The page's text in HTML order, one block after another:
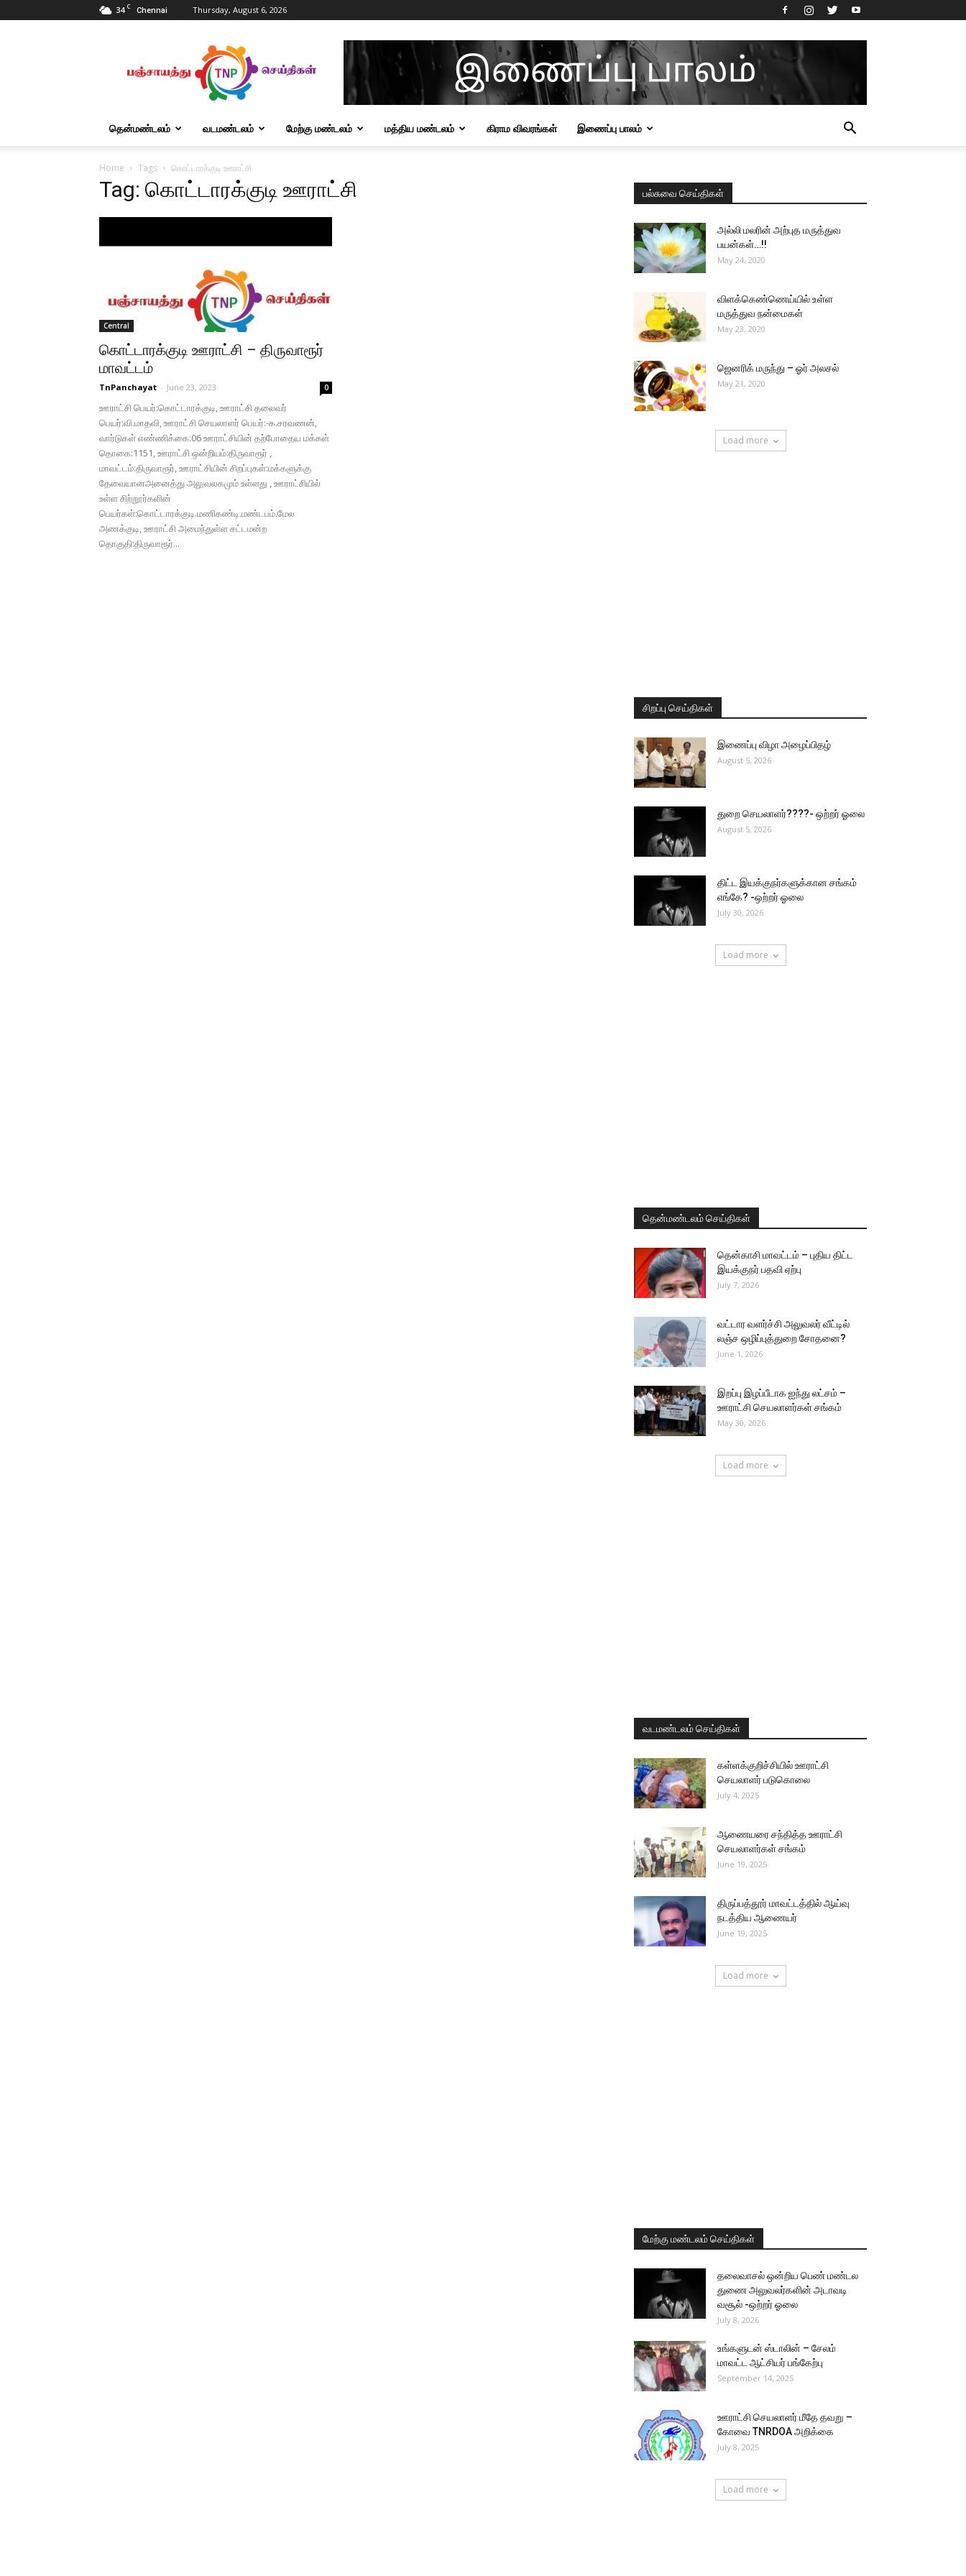
34 C Chennai Thursday, August 6, 2026
Tnpanchayat
தென்மண்டலம் வடமண்டலம் மேற்கு மண்டலம் மத்திய மண்டலம் கிராம விவரங்கள் இணைப்பு பாலம்
Home Tags கொட்டாரக்குடி ஊராட்சி
Tag: கொட்டாரக்குடி ஊராட்சி
Central
கொட்டாரக்குடி ஊராட்சி – திருவாரூர்
மாவட்டம்
TnPanchayat - June 23, 2023 0
ஊராட்சி பெயர்:கொட்டாரக்குடி, ஊராட்சி தலைவர்
பெயர்:வி.மாதவி, ஊராட்சி செயலாளர் பெயர்:-க.சரவணன்,
வார்டுகள் எண்ணிக்கை:06 ஊராட்சியின் தற்போதைய மக்கள்
தொகை:1151, ஊராட்சி ஒன்றியம்:திருவாரூர் ,
மாவட்டம்:திருவாரூர், ஊராட்சியின் சிறப்புகள்:மக்களுக்கு
தேவையானஅனைத்து அலுவலகமும் உள்ளது , ஊராட்சியில்
உள்ள சிற்றூர்களின்
பெயர்கள்:கொட்டாரக்குடி.மணிகண்டி.மண்டபம்.மேல
அணக்குடி, ஊராட்சி அமைந்துள்ள சட்டமன்ற
தொகுதி:திருவாரூர்...
பல்சுவை செய்திகள்
அல்லி மலரின் அற்புத மருத்துவ
பயன்கள்…!!
May 24, 2020
விளக்கெண்ணெய்யில் உள்ள
மருத்துவ நன்மைகள்
May 23, 2020
ஜெனரிக் மருந்து – ஓர் அலசல்
May 21, 2020
Load more
சிறப்பு செய்திகள்
இணைப்பு விழா அழைப்பிதழ்
August 5, 2026
துறை செயலாளர்????- ஒற்றர் ஓலை
August 5, 2026
திட்ட இயக்குநர்களுக்கான சங்கம்
எங்கே? -ஒற்றர் ஓலை
July 30, 2026
Load more
தென்மண்டலம் செய்திகள்
தென்காசி மாவட்டம் – புதிய திட்ட
இயக்குநர் பதவி ஏற்பு
July 7, 2026
வட்டார வளர்ச்சி அலுவலர் வீட்டில்
லஞ்ச ஒழிப்புத்துறை சோதனை?
June 1, 2026
இறப்பு இழப்பீடாக ஐந்து லட்சம் –
ஊராட்சி செயலாளர்கள் சங்கம்
May 30, 2026
Load more
வடமண்டலம் செய்திகள்
கள்ளக்குறிச்சியில் ஊராட்சி
செயலாளர் படுகொலை
July 4, 2025
ஆணையரை சந்தித்த ஊராட்சி
செயலாளர்கள் சங்கம்
June 19, 2025
திருப்பத்தூர் மாவட்டத்தில் ஆய்வு
நடத்திய ஆணையர்
June 19, 2025
Load more
மேற்கு மண்டலம் செய்திகள்
தலைவாசல் ஒன்றிய பெண் மண்டல
துணை அலுவலர்களின் அடாவடி
வசூல் -ஒற்றர் ஓலை
July 8, 2026
உங்களுடன் ஸ்டாலின் – சேலம்
மாவட்ட ஆட்சியர் பங்கேற்பு
September 14, 2025
ஊராட்சி செயலாளர் மீதே தவறு –
கோவை TNRDOA அறிக்கை
July 8, 2025
Load more